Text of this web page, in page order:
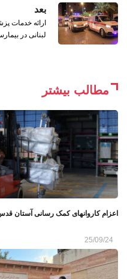
بعد
ارائه خدمات
لبنانی در
مطالب بیشتر
اعزام کاروانهای کمک رسانی آستان
25/09/24